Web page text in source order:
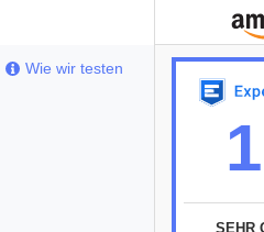
SEHR
Wie wir testen